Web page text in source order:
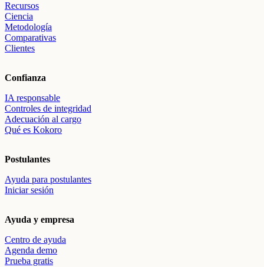
Recursos
Ciencia
Metodología
Comparativas
Clientes
Confianza
IA responsable
Controles de integridad
Adecuación al cargo
Qué es Kokoro
Postulantes
Ayuda para postulantes
Iniciar sesión
Ayuda y empresa
Centro de ayuda
Agenda demo
Prueba gratis